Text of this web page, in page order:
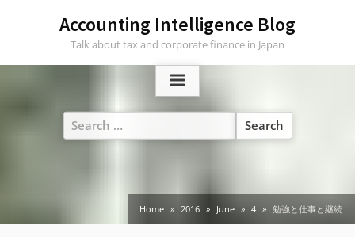
Accounting Intelligence Blog
Talk about tax and corporate finance in Japan
Search
for:
Home 2016 June 4 勉強と仕事と継続